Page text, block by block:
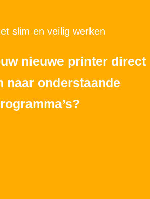
slim en veilig werken
nieuwe printer direct
naar onderstaande